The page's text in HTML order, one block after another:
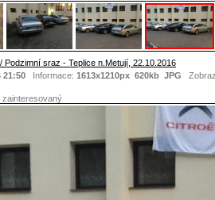
Podzimní sraz - Teplice n.Metují, 22.10.2016
21:50 Informace: 1613x1210px 620kb JPG
zainteresovaný